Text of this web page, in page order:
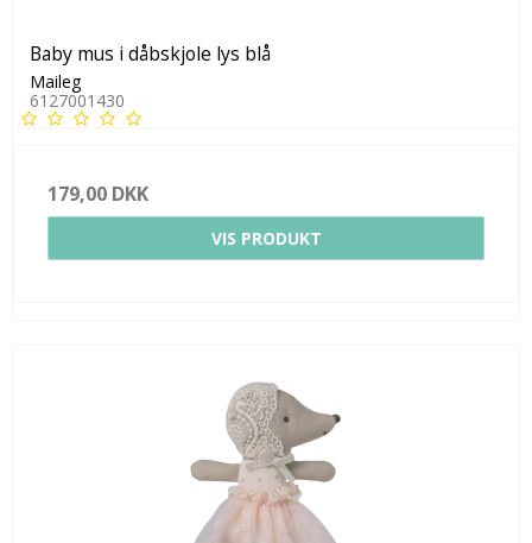
Baby mus i dåbskjole lys blå
Maileg
6127001430
179,00 DKK
VIS PRODUKT